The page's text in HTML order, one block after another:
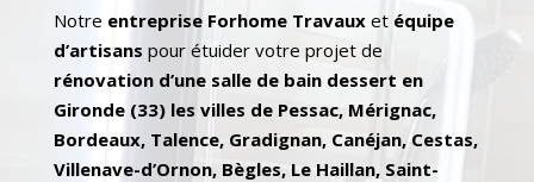
Notre entreprise Forhome Travauxet équipe
d’artisans pour étuider votre projet de
rénovation d’une salle de bain dessert en
Gironde (33) les villes de Pessac, Mérignac,
Bordeaux, Talence, Gradignan, Canéjan, Cestas,
Villenave-d’Ornon, Bègles, Le Haillan, Saint-